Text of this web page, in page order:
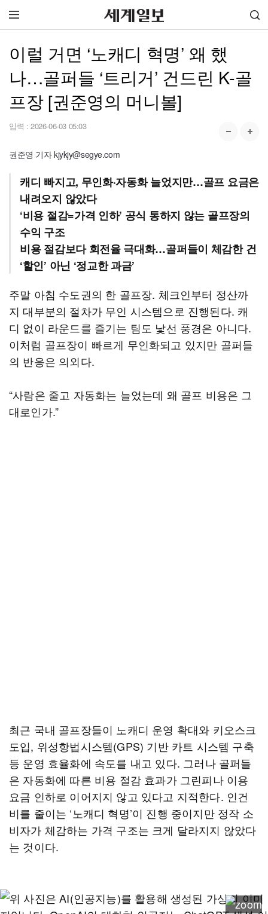
이럴 거면 ‘노캐디 혁명’ 왜 했
나…골퍼들 ‘트리거’ 건드린 K-골
프장 [권준영의 머니볼]
입력 : 2026-06-03 05:03
권준영 기자 kjykjy@segye.com
캐디 빠지고, 무인화·자동화 늘었지만…골프 요금은
내려오지 않았다
‘비용 절감=가격 인하’ 공식 통하지 않는 골프장의
수익 구조
비용 절감보다 회전율 극대화…골퍼들이 체감한 건
‘할인’ 아닌 ‘정교한 과금’
주말 아침 수도권의 한 골프장. 체크인부터 정산까
지 대부분의 절차가 무인 시스템으로 진행된다. 캐
디 없이 라운드를 즐기는 팀도 낯선 풍경은 아니다.
이처럼 골프장이 빠르게 무인화되고 있지만 골퍼들
의 반응은 의외다.
“사람은 줄고 자동화는 늘었는데 왜 골프 비용은 그
대로인가.”
최근 국내 골프장들이 노캐디 운영 확대와 키오스크
도입, 위성항법시스템(GPS) 기반 카트 시스템 구축
등 운영 효율화에 속도를 내고 있다. 그러나 골퍼들
은 자동화에 따른 비용 절감 효과가 그린피나 이용
요금 인하로 이어지지 않고 있다고 지적한다. 인건
비를 줄이는 ‘노캐디 혁명’이 진행 중이지만 정작 소
비자가 체감하는 가격 구조는 크게 달라지지 않았다
는 것이다.